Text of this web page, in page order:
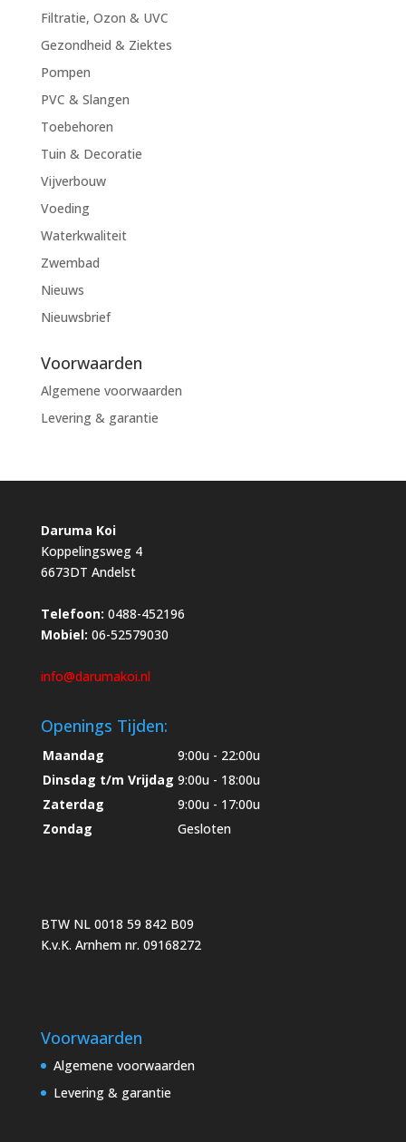
Filtratie, Ozon & UVC
Gezondheid & Ziektes
Pompen
PVC & Slangen
Toebehoren
Tuin & Decoratie
Vijverbouw
Voeding
Waterkwaliteit
Zwembad
Nieuws
Nieuwsbrief
Voorwaarden
Algemene voorwaarden
Levering & garantie
Daruma Koi
Koppelingsweg 4
6673DT Andelst
Telefoon: 0488-452196
Mobiel: 06-52579030
info@darumakoi.nl
Openings Tijden:
Maandag
9:00u - 22:00u
Dinsdag t/m Vrijdag 9:00u - 18:00u
Zaterdag
9:00u - 17:00u
Zondag
Gesloten
BTW NL 0018 59 842 B09
K.v.K. Arnhem nr. 09168272
Voorwaarden
Algemene voorwaarden
Levering & garantie